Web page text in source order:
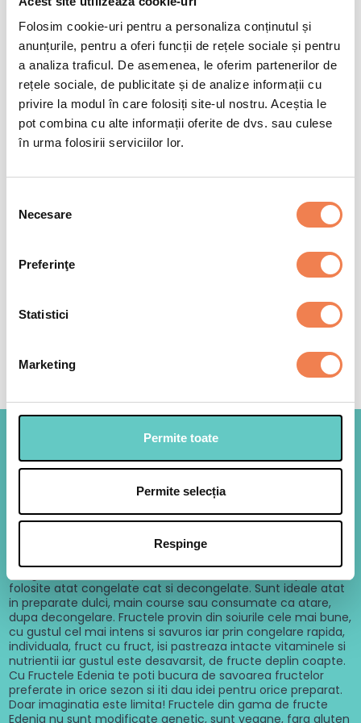
Folosim cookie-uri pentru a personaliza conținutul și
anunțurile, pentru a oferi funcții de rețele sociale și pentru
a analiza traficul. De asemenea, le oferim partenerilor de
rețele sociale, de publicitate și de analize informații cu
privire la modul în care folosiți site-ul nostru. Aceștia le
pot combina cu alte informații oferite de dvs. sau culese
în urma folosirii serviciilor lor.
consimțământului
Necesare
Preferinţe
Statistici
Marketing
Permite toate
Permite selecția
Respinge
Grăsimi
1.3 g
Din care acizi saturați
0.3 g
2%
Glucide
9.2 g
4%
Din care zaharuri
6.1 g
7%
Fibre
4.2 g
Proteine
1.2 g
2%
-18 °C Pana la data inscrisa pe ambalaj
Beneficii
Fără pierderi
conservate prin cea mai naturala, sigura si eficienta
folosite atat congelate cat si decongelate. Sunt ideale atat
in preparate dulci, main course sau consumate ca atare,
dupa decongelare. Fructele provin din soiurile cele mai bune,
cu gustul cel mai intens si savuros iar prin congelare rapida,
individuala, fruct cu fruct, isi pastreaza intacte vitaminele si
nutrientii iar gustul este desavarsit, de fructe deplin coapte.
Cu Fructele Edenia te poti bucura de savoarea fructelor
preferate in orice sezon si iti dau idei pentru orice preparat.
Doar imaginatia este limita! Fructele din gama de fructe
Edenia nu sunt modificate genetic, sunt vegane, fara gluten